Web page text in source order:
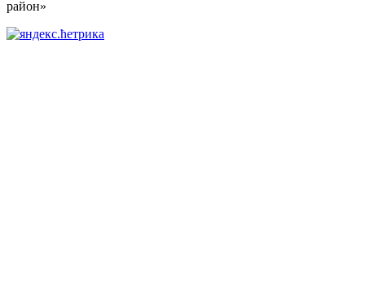
район»